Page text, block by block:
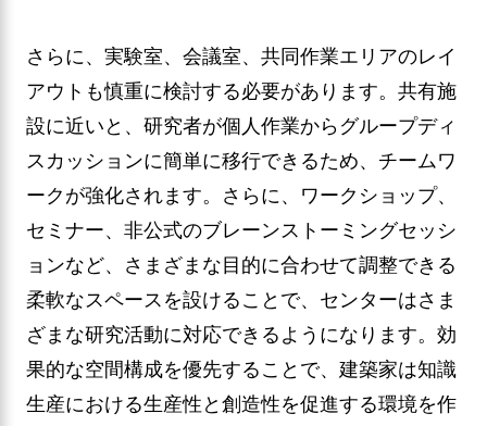
さらに、実験室、会議室、共同作業エリアのレイ
アウトも慎重に検討する必要があります。共有施
設に近いと、研究者が個人作業からグループディ
スカッションに簡単に移行できるため、チームワ
ークが強化されます。さらに、ワークショップ、
セミナー、非公式のブレーンストーミングセッシ
ョンなど、さまざまな目的に合わせて調整できる
柔軟なスペースを設けることで、センターはさま
ざまな研究活動に対応できるようになります。効
果的な空間構成を優先することで、建築家は知識
生産における生産性と創造性を促進する環境を作